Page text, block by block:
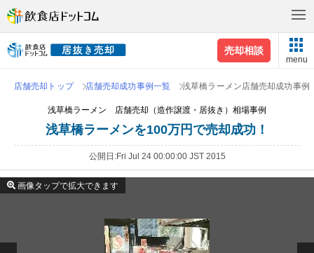
売却相談
menu
店舗売却トップ 店舗売却成功事例一覧 浅草橋ラーメン店舗売却成功事例
浅草橋ラーメン 店舗売却（造作譲渡・居抜き）相場事例
浅草橋ラーメンを100万円で売却成功！
公開日 Fri Jul 24 00:00:00 JST 2015
画像タップで拡大できます